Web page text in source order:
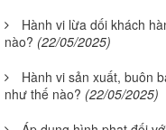
Hành vi lừa dối khách
nào? (22/05/2025)
Hành vi sản xuất, buôn
như thế nào? (22/05/2025)